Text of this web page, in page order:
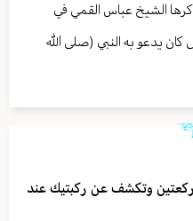
الشيخ عباس القمي في
كان يدعو به النبي (صلى الله
وتكشف عن ركبتيك عند